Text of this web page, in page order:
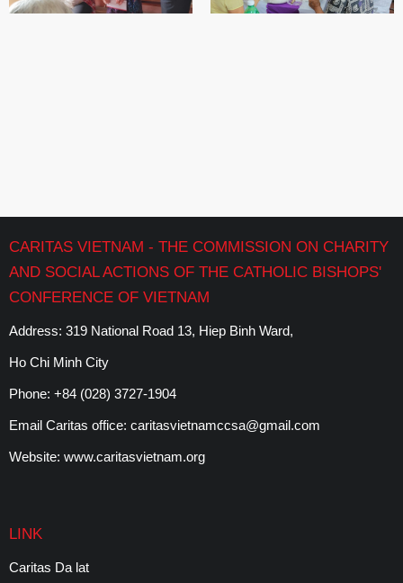
CARITAS VIETNAM - THE COMMISSION ON CHARITY
AND SOCIAL ACTIONS OF THE CATHOLIC BISHOPS'
CONFERENCE OF VIETNAM
Address: 319 National Road 13, Hiep Binh Ward,
Ho Chi Minh City
Phone: +84 (028) 3727-1904
Email Caritas office: caritasvietnamccsa@gmail.com
Website: www.caritasvietnam.org
LINK
Caritas Da lat